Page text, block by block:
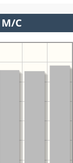
М/С